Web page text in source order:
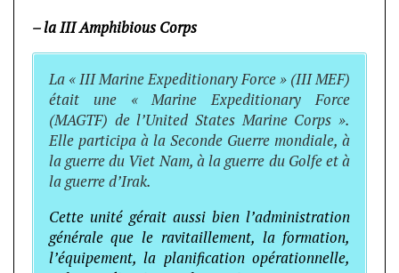
– la III Amphibious Corps
La « III Marine Expeditionary Force » (III MEF)
était une « Marine Expeditionary Force
(MAGTF) de l’United States Marine Corps ».
Elle participa à la Seconde Guerre mondiale, à
la guerre du Viet Nam, à la guerre du Golfe et à
la guerre d’Irak.
Cette unité gérait aussi bien l’administration
générale que le ravitaillement, la formation,
l’équipement, la planification opérationnelle,